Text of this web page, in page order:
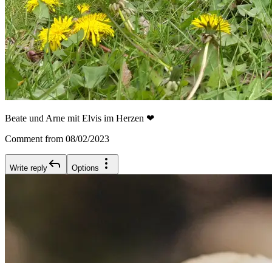
Beate und Arne mit Elvis im Herzen ❤
Comment from 08/02/2023
Write reply Options